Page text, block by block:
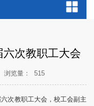
次教职工大会
浏览量： 515
次教职工大会，校工会副主